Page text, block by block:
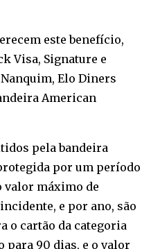
este benefício,
Visa, Signature e
Elo Diners
American
pela bandeira
por um período
valor máximo de
e por ano, são
o cartão da categoria
para 90 dias, e o valor